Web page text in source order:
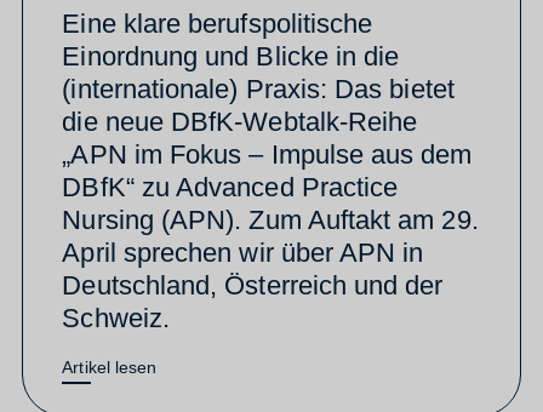
Eine klare berufspolitische
Einordnung und Blicke in die
(internationale) Praxis: Das bietet
die neue DBfK-Webtalk-Reihe
„APN im Fokus – Impulse aus dem
DBfK“ zu Advanced Practice
Nursing (APN). Zum Auftakt am 29.
April sprechen wir über APN in
Deutschland, Österreich und der
Schweiz.
Artikel lesen